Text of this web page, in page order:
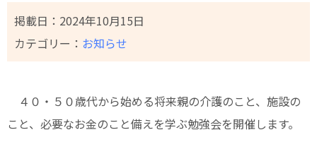
掲載日： 2024年10月15日
カテゴリー： お知らせ
４０・５０歳代から始める将来親の介護のこと、施設の
こと、必要なお金のこと備えを学ぶ勉強会を開催します。